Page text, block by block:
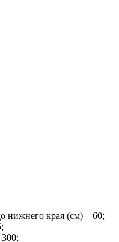
нижнего края (см) – 60;